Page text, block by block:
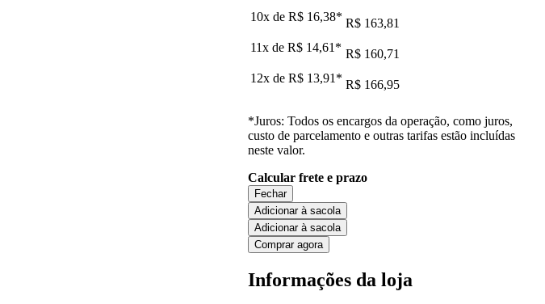
10x de R$ 16,38* R$ 163,81
11x de R$ 14,61 * R$ 160,71
12x de R$ 13,91 * R$ 166,95
*Juros: Todos os encargos da operação, como juros,
custo de parcelamento e outras tarifas estão incluídas
neste valor.
Calcular frete e prazo
Fechar
Adicionar à sacola
Adicionar à sacola
Comprar agora
Informações da loja